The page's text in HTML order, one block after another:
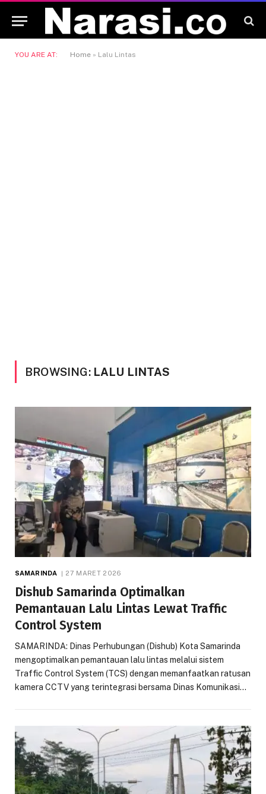
YOU ARE AT: Home » Lalu Lintas
BROWSING: LALU LINTAS
SAMARINDA 27 MARET 2026
Dishub Samarinda Optimalkan
Pemantauan Lalu Lintas Lewat Traffic
Control System
SAMARINDA: Dinas Perhubungan (Dishub) Kota Samarinda
mengoptimalkan pemantauan lalu lintas melalui sistem
Traffic Control System (TCS) dengan memanfaatkan ratusan
kamera CCTV yang terintegrasi bersama Dinas Komunikasi…